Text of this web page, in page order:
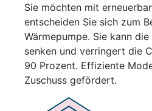
Sie möchten mit
entscheiden Sie sich zum
Wärmepumpe. Sie kann
senken und verringert die
90 Prozent. Effiziente
Zuschuss gefördert.